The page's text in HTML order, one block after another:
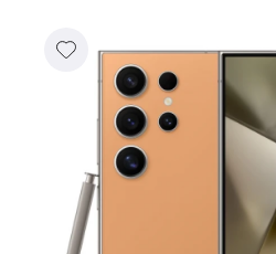
Контакты
Гарантия
Оплата